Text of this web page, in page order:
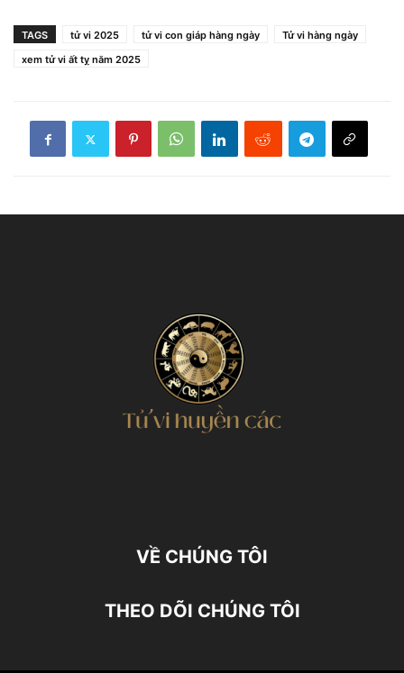
TAGS tử vi 2025 tử vi con giáp hàng ngày
Tử vi hàng ngày
xem tử vi ất tỵ năm 2025
VỀ CHÚNG TÔI
THEO DÕI CHÚNG TÔI